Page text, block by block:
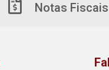
Notas Fiscais